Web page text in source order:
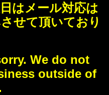
はメール対応は
せて頂いており
We do not
outside of